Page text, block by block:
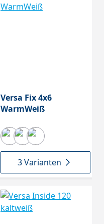
Versa Fix 4x6
WarmWeiß
3 Varianten